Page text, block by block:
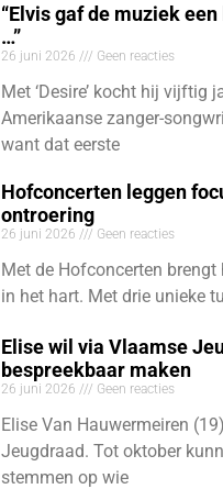
“Elvis gaf de muziek
…”
26 juni 2026 Geen reacties
Met ‘Desire’ kocht hij vijftig
Amerikaanse zanger-
want dat eerste
Hofconcerten leggen
ontroering
26 juni 2026 Geen reacties
Met de Hofconcerten
in het hart. Met drie unieke
Elise wil via Vlaamse
bespreekbaar maken
26 juni 2026 Geen reacties
Elise Van Hauwermeiren
Jeugdraad. Tot oktober
stemmen op wie